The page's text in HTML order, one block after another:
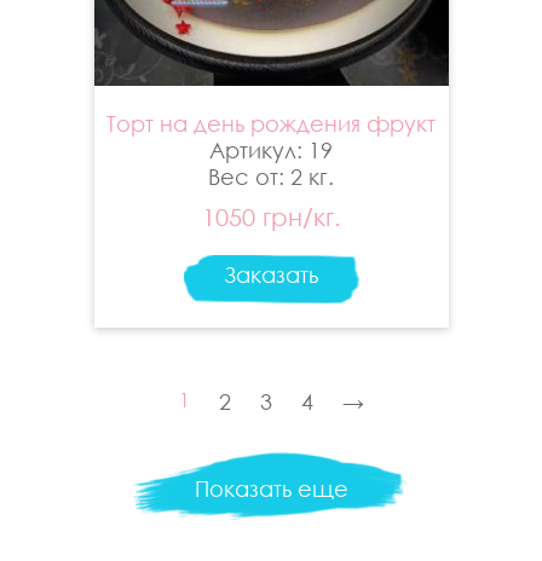
Торт на день рождения фрукт
Артикул: 19
Вес от: 2 кг.
1050 грн/кг.
Заказать
1 2 3 4 →
Показать еще